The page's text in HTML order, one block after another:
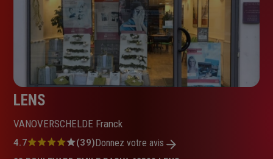
LENS
VANOVERSCHELDE Franck
Note
4.7 (39)Donnez votre avis